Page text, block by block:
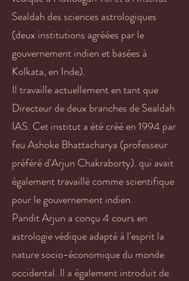
Sealdah des sciences astrologiques
(deux institutions agréées par le
gouvernement indien et basées à
Kolkata, en Inde).
Il travaille actuellement en tant que
Directeur de deux branches de Sealdah
IAS. Cet institut a été créé en 1994 par
feu Ashoke Bhattacharya (professeur
préféré d'Arjun Chakraborty). qui avait
également travaillé comme scientifique
pour le gouvernement indien.
Pandit Arjun a conçu 4 cours en
astrologie védique adapté à l'esprit la
nature socio-économique du monde
occidental. Il a également introduit de